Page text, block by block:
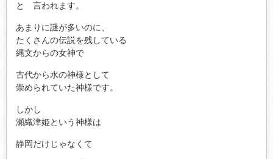
と 言われます。
あまりに謎が多いのに、
たくさんの伝説を残している
縄文からの女神で
古代から水の神様として
崇められていた神様です。
しかし
瀬織津姫という神様は
静岡だけじゃなくて